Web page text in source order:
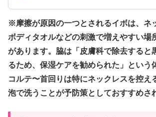
※摩擦が原因の一つとされるイボは、ネ
ボディタオルなどの刺激で増えやすい場
があります。脇は「皮膚科で除去すると
るため、保湿ケアを勧められた」という
コルテ〜首回りは特にネックレスを控え
泡で洗うことが予防策としておすすめさ